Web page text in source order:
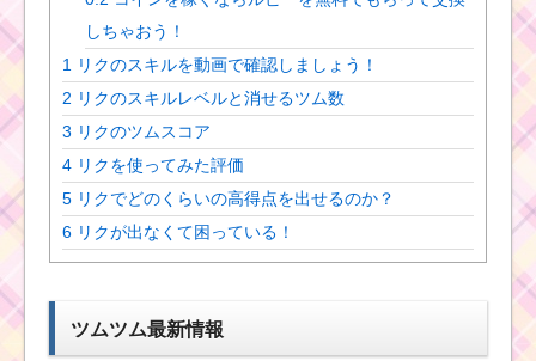
しちゃおう！
1
リクのスキルを動画で確認しましょう！
2 リクのスキルレベルと消せるツム数
3 リクのツムスコア
4 リクを使ってみた評価
5 リクでどのくらいの高得点を出せるのか？
6 リクが出なくて困っている！
ツムツム最新情報